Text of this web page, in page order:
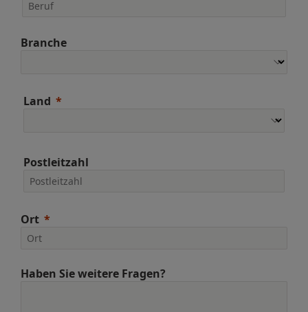
Branche
Land
Postleitzahl
Ort
Haben Sie weitere Fragen?